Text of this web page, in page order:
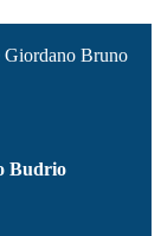
Giordano Bruno
Budrio